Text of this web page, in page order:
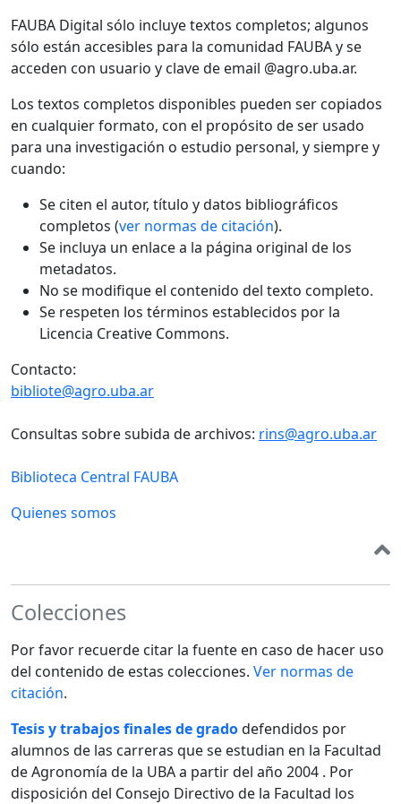
FAUBA Digital sólo incluye textos completos; algunos
sólo están accesibles para la comunidad FAUBA y se
acceden con usuario y clave de email @agro.uba.ar.
Los textos completos disponibles pueden ser copiados
en cualquier formato, con el propósito de ser usado
para una investigación o estudio personal, y siempre y
cuando:
Se citen el autor, título y datos bibliográficos
completos (ver normas de citación).
Se incluya un enlace a la página original de los
metadatos.
No se modifique el contenido del texto completo.
Se respeten los términos establecidos por la
Licencia Creative Commons.
Contacto:
bibliote@agro.uba.ar
Consultas sobre subida de archivos: rins@agro.uba.ar
Biblioteca Central FAUBA
Quienes somos
Colecciones
Por favor recuerde citar la fuente en caso de hacer uso
del contenido de estas colecciones. Ver normas de
citación.
Tesis y trabajos finales de gradodefendidos por
alumnos de las carreras que se estudian en la Facultad
de Agronomía de la UBA a partir del año 2004 . Por
disposición del Consejo Directivo de la Facultad los